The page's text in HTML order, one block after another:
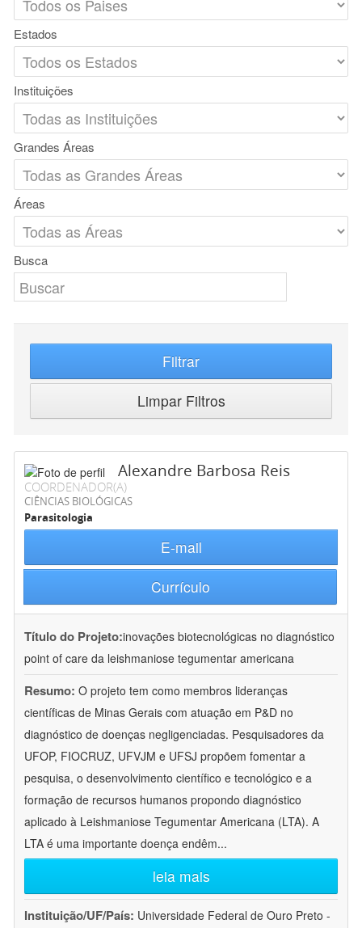
Estados
Instituições
Grandes Áreas
Áreas
Busca
Filtrar
Limpar Filtros
Alexandre Barbosa Reis
COORDENADOR(A)
CIÊNCIAS BIOLÓGICAS
Parasitologia
E-mail
Currículo
Título do Projeto:inovações biotecnológicas no diagnóstico
point of care da leishmaniose tegumentar americana
Resumo: O projeto tem como membros lideranças
científicas de Minas Gerais com atuação em P&D no
diagnóstico de doenças negligenciadas. Pesquisadores da
UFOP, FIOCRUZ, UFVJM e UFSJ propõem fomentar a
pesquisa, o desenvolvimento científico e tecnológico e a
formação de recursos humanos propondo diagnóstico
aplicado à Leishmaniose Tegumentar Americana (LTA). A
LTA é uma importante doença endêm...
leia mais
Instituição/UF/País: Universidade Federal de Ouro Preto -